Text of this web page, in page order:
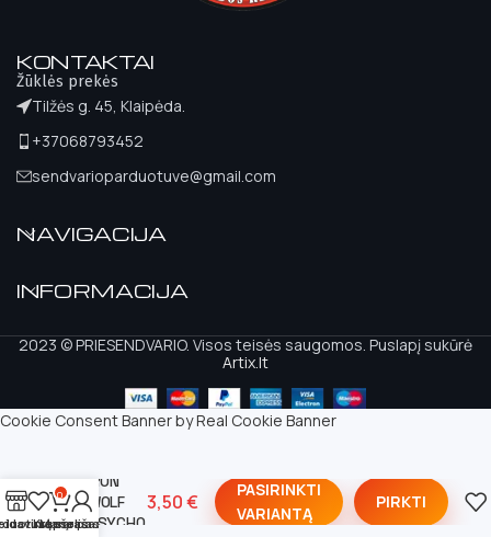
KONTAKTAI
Žūklės prekės
Tilžės g. 45, Klaipėda.
+37068793452
sendvarioparduotuve@gmail.com
NAVIGACIJA
INFORMACIJA
2023 © PRIESENDVARIO. Visos teisės saugomos. Puslapį sukūrė
Artix.lt
IRON
WOLF
PSYCHO
3,50€
PASIRINKTI
VARIANTĄ
PIRKTI
sąrašas
0
Krepšelis
Mano paskyra
Cookie Consent Banner by Real Cookie Banner